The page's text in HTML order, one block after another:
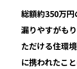
総額約350万
漏りやすがも
ただける住環
に携われたこ